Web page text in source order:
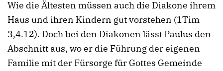
Wie die Ältesten müssen auch die Diakone ihrem
Haus und ihren Kindern gut vorstehen (1Tim
3,4.12). Doch bei den Diakonen lässt Paulus den
Abschnitt aus, wo er die Führung der eigenen
Familie mit der Fürsorge für Gottes Gemeinde